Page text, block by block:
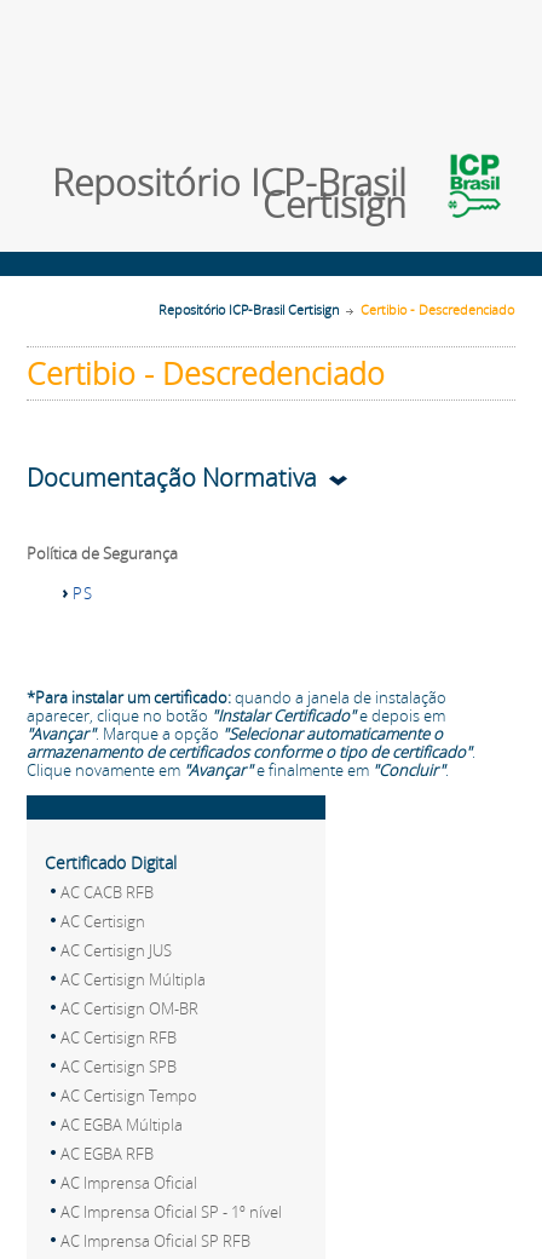
Repositório ICP-Brasil
Certisign
Repositório ICP-Brasil Certisign Certibio - Descredenciado
Certibio - Descredenciado
Documentação Normativa
Política de Segurança
PS
*Para instalar um certificado:quando a janela de instalação
aparecer, clique no botão "Instalar Certificado"e depois em
"Avançar". Marque a opção "Selecionar automaticamente o
armazenamento de certificados conforme o tipo de certificado".
Clique novamente em "Avançar"e finalmente em "Concluir".
Certificado Digital
AC CACB RFB
AC Certisign
AC Certisign JUS
AC Certisign Múltipla
AC Certisign OM-BR
AC Certisign RFB
AC Certisign SPB
AC Certisign Tempo
AC EGBA Múltipla
AC EGBA RFB
AC Imprensa Oficial
AC Imprensa Oficial SP - 1º nível
AC Imprensa Oficial SP RFB